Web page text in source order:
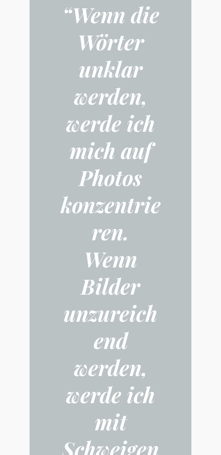
“Wenn die
Wörter
unklar
werden,
werde ich
mich auf
Photos
konzentrie
ren.
Wenn
Bilder
unzureich
end
werden,
werde ich
mit
Schweigen